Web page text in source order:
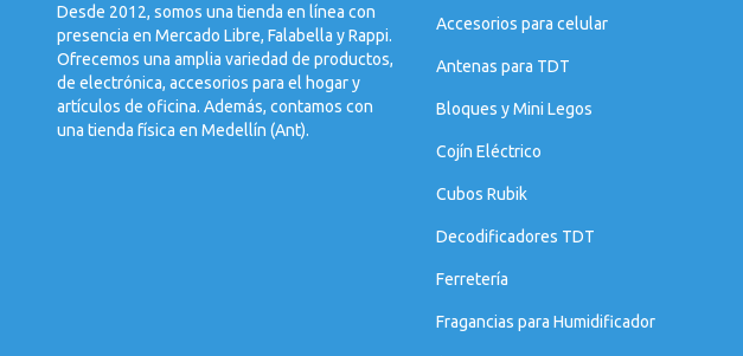
Desde 2012, somos una tienda en línea con
presencia en Mercado Libre, Falabella y Rappi.
Ofrecemos una amplia variedad de productos,
de electrónica, accesorios para el hogar y
artículos de oficina. Además, contamos con
una tienda física en Medellín (Ant).
Accesorios para celular
Antenas para TDT
Bloques y Mini Legos
Cojín Eléctrico
Cubos Rubik
Decodificadores TDT
Ferretería
Fragancias para Humidificador